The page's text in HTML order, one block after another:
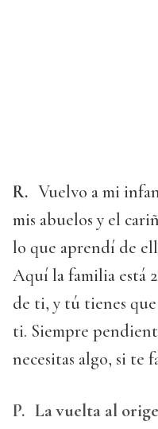
R. Vuelvo a mi
mis abuelos y el
lo que aprendí de
Aquí la familia está
de ti, y tú tienes
ti. Siempre
necesitas algo, si te
P. La vuelta al